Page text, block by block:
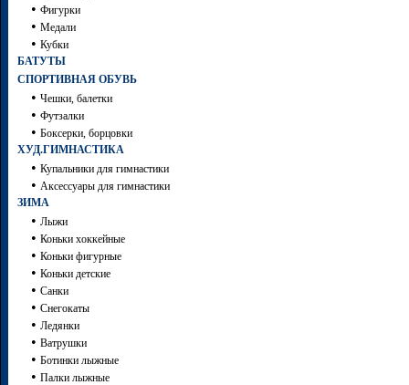
• Фигурки
• Медали
• Кубки
БАТУТЫ
СПОРТИВНАЯ ОБУВЬ
• Чешки, балетки
• Футзалки
• Боксерки, борцовки
ХУД.ГИМНАСТИКА
• Купальники для гимнастики
• Аксессуары для гимнастики
ЗИМА
• Лыжи
• Коньки хоккейные
• Коньки фигурные
• Коньки детские
• Санки
• Снегокаты
• Ледянки
• Ватрушки
• Ботинки лыжные
• Палки лыжные